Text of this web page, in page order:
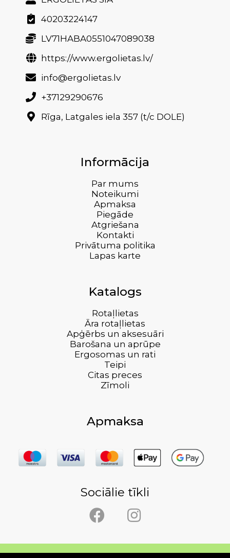
40203224147
LV71HABA0551047089038
https://www.ergolietas.lv/
info@ergolietas.lv
+37129290676
Rīga, Latgales iela 357 (t/c DOLE)
Informācija
Par mums
Noteikumi
Apmaksa
Piegāde
Atgriešana
Kontakti
Privātuma politika
Lapas karte
Katalogs
Rotaļlietas
Āra rotaļlietas
Apģērbs un aksesuāri
Barošana un aprūpe
Ergosomas un rati
Teipi
Citas preces
Zīmoli
Apmaksa
Sociālie tīkli